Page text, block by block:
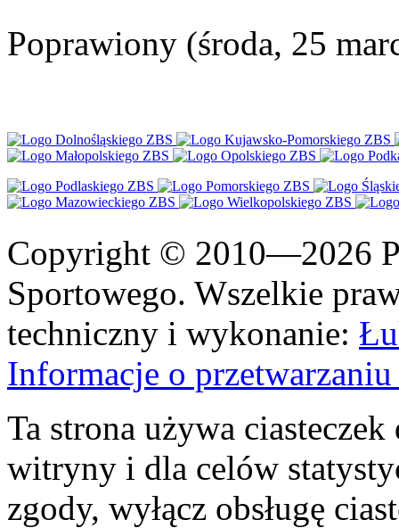
Poprawiony (środa, 25
Copyright © 2010—2026
Sportowego. Wszelkie
techniczny i wykonanie:
Informacje o
Ta strona używa
witryny i dla celów
zgody, wyłącz obsługę